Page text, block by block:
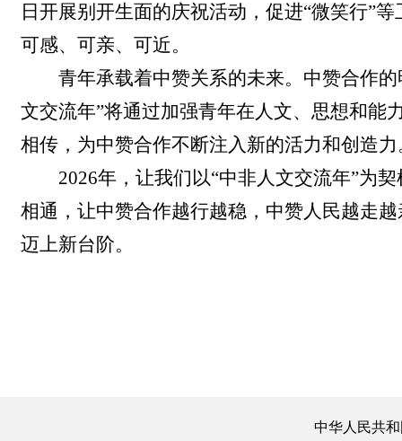
日开展别开生面的庆祝活动，促进“微笑行”
可感、可亲、可近。
青年承载着中赞关系的未来。中赞合作
文交流年”将通过加强青年在人文、思想和能
相传，为中赞合作不断注入新的活力和创造力
2026年，让我们以“中非人文交流年”为
相通，让中赞合作越行越稳，中赞人民越走
迈上新台阶。
中华人民共